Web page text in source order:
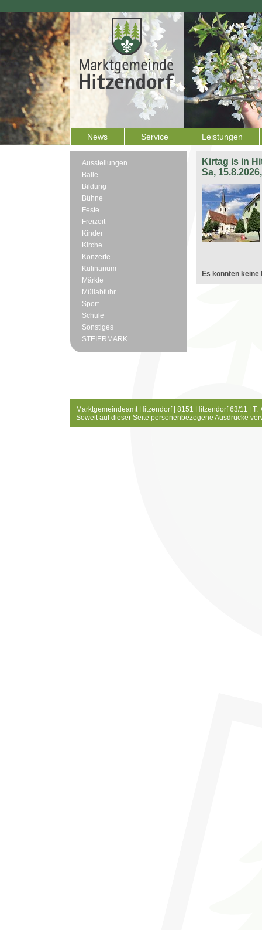
News Service Leistungen
Ausstellungen
Bälle
Bildung
Bühne
Feste
Freizeit
Kinder
Kirche
Konzerte
Kulinarium
Märkte
Müllabfuhr
Sport
Schule
Sonstiges
STEIERMARK
Kirtag is in
Sa,
Es konnten keine
Marktgemeindeamt Hitzendorf | 8151 Hitzendorf 63/11 |
Soweit auf dieser Seite personenbezogene Ausdrücke